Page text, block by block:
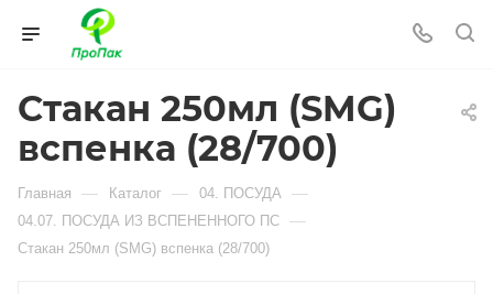
Стакан 250мл (SMG)
вспенка (28/700)
Главная — Каталог — 04. ПОСУДА —
04.07. ПОСУДА ИЗ ВСПЕНЕННОГО ПС —
Стакан 250мл (SMG) вспенка (28/700)